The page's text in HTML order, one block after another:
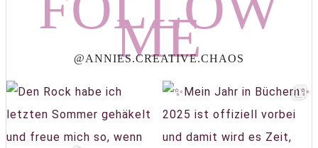
ME
@ANNIES.CREATIVE.CHAOS